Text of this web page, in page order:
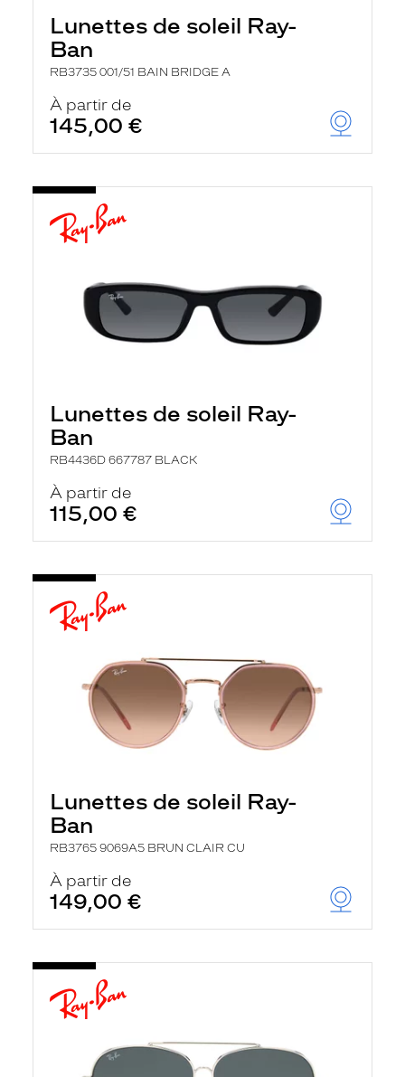
Lunettes de soleil Ray-
Ban
RB3735 001/51 BAIN BRIDGE A
À partir de
145,00 €
Lunettes de soleil Ray-
Ban
RB4436D 667787 BLACK
À partir de
115,00 €
Lunettes de soleil Ray-
Ban
RB3765 9069A5 BRUN CLAIR CU
À partir de
149,00 €